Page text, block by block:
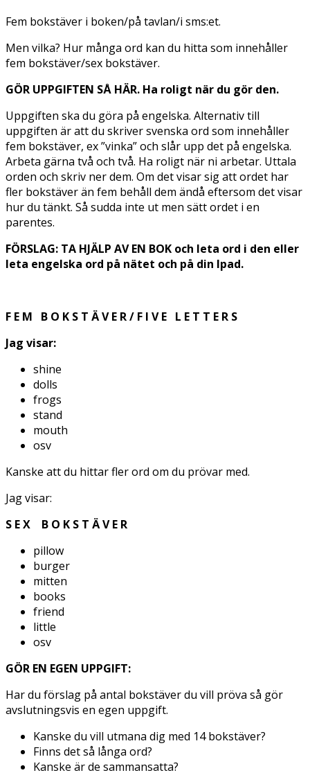
Fem bokstäver i boken/på tavlan/i sms:et.
Men vilka? Hur många ord kan du hitta som innehåller
fem bokstäver/sex bokstäver.
GÖR UPPGIFTEN SÅ HÄR. Ha roligt när du gör den.
Uppgiften ska du göra på engelska. Alternativ till
uppgiften är att du skriver svenska ord som innehåller
fem bokstäver, ex ”vinka” och slår upp det på engelska.
Arbeta gärna två och två. Ha roligt när ni arbetar. Uttala
orden och skriv ner dem. Om det visar sig att ordet har
fler bokstäver än fem behåll dem ändå eftersom det visar
hur du tänkt. Så sudda inte ut men sätt ordet i en
parentes.
FÖRSLAG: TA HJÄLP AV EN BOK och leta ord i den eller
leta engelska ord på nätet och på din Ipad.
F E M B O K S T Ä V E R / F I V E L E T T E R S
Jag visar:
shine
dolls
frogs
stand
mouth
osv
Kanske att du hittar fler ord om du prövar med.
Jag visar:
S E X B O K S T Ä V E R
pillow
burger
mitten
books
friend
little
osv
GÖR EN EGEN UPPGIFT:
Har du förslag på antal bokstäver du vill pröva så gör
avslutningsvis en egen uppgift.
Kanske du vill utmana dig med 14 bokstäver?
Finns det så långa ord?
Kanske är de sammansatta?